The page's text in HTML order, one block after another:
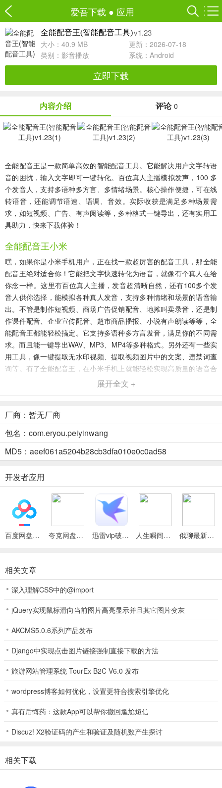
爱吾下载 ● 应用
全能配音王(智能配音工具)v1.23
大小：40.9 MB
更新：2026-07-18
类别： 影音播放 系统：Android
立即下载
内容介绍 评论 0
全能配音王是一款简单高效的智能配音工具。它能解决用户文字转语
音的困扰，输入文字即可一键转化。百位真人主播模拟发声，100 多
个发音人，支持多语种多方言、多情绪场景。核心操作便捷，可在线
转语音，还能调节语速、语调、音效。实际收获是满足多种场景需
求，如短视频、广告、有声阅读等，多种格式一键导出，还有实用工
具助力，快来下载体验！
全能配音王小米
嘿，如果你是小米手机用户，正在找一款超厉害的配音工具，那全能
配音王绝对适合你！它能把文字快速转化为语音，就像有个真人在给
你念一样。这里有百位真人主播，发音超清晰自然，还有100多个发
音人供你选择，能模拟各种真人发音，支持多种情绪和场景的语音输
出。不管是制作短视频、商场广告促销配音、地摊叫卖录音，还是制
作课件配音、企业宣传配音、超市商品播报、小说有声朗读等等，全
能配音王都能轻松搞定。它支持多语种多方言发音，满足你的不同需
求。而且能一键导出WAV、MP3、MP4等多种格式。另外还有一些实
用工具，像一键提取无水印视频、提取视频图片中的文案、违禁词查
询等。有了全能配音王，在小米手机上就能轻松实现高质量的语音合
成和配音制作，满足你的各种配音需求，超方便的，赶紧下载试试
全能配音王(智能配音工具)优势
1. 真人主播众多：百位真人主播智能配音，发音清晰自然，风格多
样，满足多样需求。
2. 功能丰富实用：支持书单制作，有海量工具，能一键导出多种格
式，满足多样场景。
3. 多场景能适配：短视频、广告、有声阅读等多场景皆可应用，满足
不同用户。
操作简单又高效。
2、多语种多方言发音：支持多种语言及方言发音，满足不同用户在不
应用广泛。
4、多种格式一键导出：可将语音导出为WAV、MP3、MP4等多种格
工具，满足多样需求。
全能配音王(智能配音工具)使用说明
成。
展开全文 +
厂商：暂无厂商
包名：com.eryou.peiyinwang
MD5：aeef061a5204b28cb3dfa010e0c0ad58
开发者应用
百度网盘绿色免安装Pc电脑版 夸克网盘官方正式版 迅雷vip破解版永久会员2024版 人生瞬间最新手机版 俄聊最新手机版
相关文章
深入理解CSS中的@import
jQuery实现鼠标滑向当前图片高亮显示并且其它图片变灰
AKCMS5.0.6系列产品发布
Django中实现点击图片链接强制直接下载的方法
旅游网站管理系统 TourEx B2C V6.0 发布
wordpress博客如何优化，设置更符合搜索引擎优化
真有后悔药：这款App可以帮你撤回尴尬短信
Discuz! X2验证码的产生和验证及随机数产生探讨
相关下载